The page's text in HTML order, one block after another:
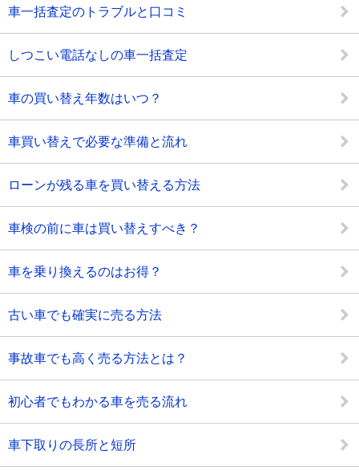
車一括査定のトラブルと口コミ
しつこい電話なしの車一括査定
車の買い替え年数はいつ？
車買い替えで必要な準備と流れ
ローンが残る車を買い替える方法
車検の前に車は買い替えすべき？
車を乗り換えるのはお得？
古い車でも確実に売る方法
事故車でも高く売る方法とは？
初心者でもわかる車を売る流れ
車下取りの長所と短所